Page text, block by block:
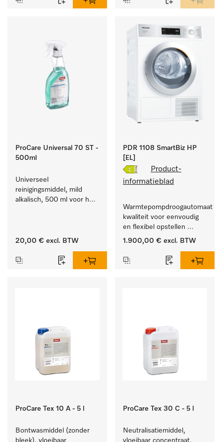
ProCare Universal 70 ST -
500ml
Universeel
reinigingsmiddel, mild
alkalisch, 500 ml voor het
20,00 € excl. BTW
PDR 1108 SmartBiz HP
[EL]
Product-
informatieblad
Warmtepompdroogautomaat
kwaliteit voor eenvoudig
en flexibel opstellen
zonder luchtafvoer.
1.900,00 € excl. BTW
ProCare Tex 10 A - 5 l
Bontwasmiddel (zonder
bleek), vloeibaar
ProCare Tex 30 C - 5 l
Neutralisatiemiddel,
vloeibaar concentraat,